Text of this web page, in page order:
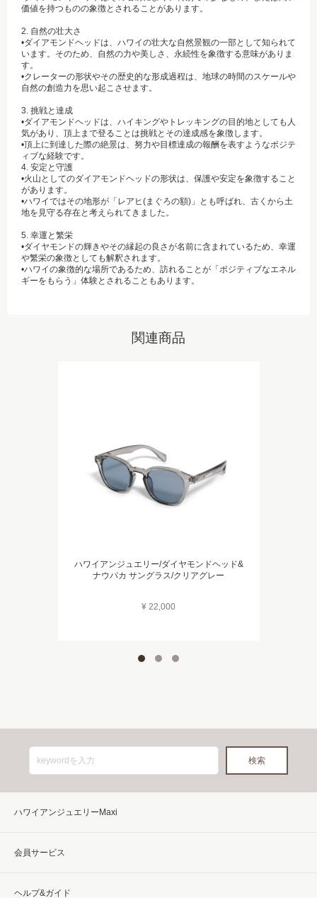
価値を持つものの象徴とされることがあります。
2. 自然の壮大さ
•ダイアモンドヘッドは、ハワイの壮大な自然景観の一部として知られて
います。そのため、自然の力や美しさ、永続性を象徴する意味がありま
す。
•クレーターの形状やその歴史的な形成過程は、地球の時間のスケールや
自然の創造力を思い起こさせます。
3. 挑戦と達成
•ダイアモンドヘッドは、ハイキングやトレッキングの目的地としても人
気があり、頂上まで登ることは挑戦とその達成感を象徴します。
•頂上に到達した際の絶景は、努力や目標達成の報酬を表すようなポジテ
ィブな経験です。
4. 安定と守護
•火山としてのダイアモンドヘッドの形状は、保護や安定を象徴すること
があります。
•ハワイではその地形が「レアヒ(まぐろの額)」とも呼ばれ、古くから土
地を見守る存在と考えられてきました。
5. 幸運と繁栄
•ダイヤモンドの輝きやその縁起の良さが名前に含まれているため、幸運
や繁栄の象徴としても解釈されます。
•ハワイの象徴的な場所であるため、訪れることが「ポジティブなエネル
ギーをもらう」体験とされることもあります。
関連商品
ハワイアンジュエリー/ダイヤモンドヘッド&
ナウパカ サングラス/クリアグレー
¥ 22,000
ハワイアンジュエリーMaxi
会員サービス
ヘルプ&ガイド